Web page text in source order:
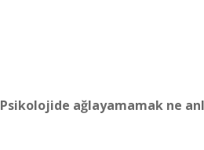
Psikolojide ağlayamamak ne